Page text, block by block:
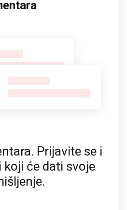
Prijavite se i
koji će dati svoje